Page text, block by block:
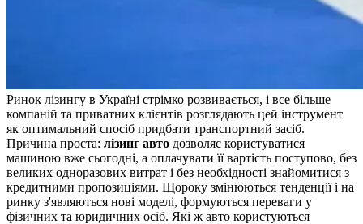
Ринок лізингу в Україні стрімко розвивається, і все більше
компаній та приватних клієнтів розглядають цей інструмент
як оптимальний спосіб придбати транспортний засіб.
Причина проста: лізинг авто дозволяє користуватися
машиною вже сьогодні, а оплачувати її вартість поступово, без
великих одноразових витрат і без необхідності знайомитися з
кредитними пропозиціями. Щороку змінюються тенденції і на
ринку з'являються нові моделі, формуються переваги у
фізичних та юридичних осіб. Які ж авто користуються